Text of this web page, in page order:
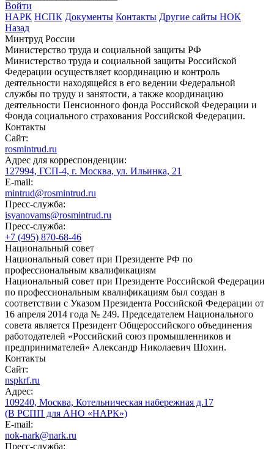
Войти
НАРК НСПК Документы Контакты Другие сайты НОК
Назад
Минтруд России
Министерство труда и социальной защиты РФ
Министерство труда и социальной защиты Российской
Федерации осуществляет координацию и контроль
деятельности находящейся в его ведении Федеральной
службы по труду и занятости, а также координацию
деятельности Пенсионного фонда Российской Федерации и
Фонда социального страхования Российской Федерации.
Контакты
Сайт:
rosmintrud.ru
Адрес для корреспонденции:
127994, ГСП-4, г. Москва, ул. Ильинка, 21
E-mail:
mintrud@rosmintrud.ru
Пресс-служба:
isyanovams@rosmintrud.ru
Пресс-служба:
+7 (495) 870-68-46
Национальный совет
Национальный совет при Президенте РФ по
профессиональным квалификациям
Национальный совет при Президенте Российской Федерации
по профессиональным квалификациям был создан в
соответствии с Указом Президента Российской Федерации от
16 апреля 2014 года № 249. Председателем Национального
совета является Президент Общероссийского объединения
работодателей «Российский союз промышленников и
предпринимателей» Александр Николаевич Шохин.
Контакты
Сайт:
nspkrf.ru
Адрес:
109240, Москва, Котельническая набережная д.17
(В РСПП для АНО «НАРК»)
E-mail:
nok-nark@nark.ru
Пресс-служба: